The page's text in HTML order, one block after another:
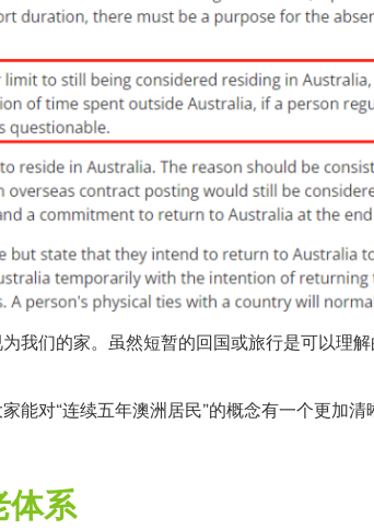
我们的家。虽然短暂的回国或旅行是可以理
对“连续五年澳洲居民”的概念有一个更加清
体系